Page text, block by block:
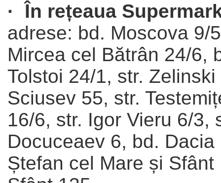
· În rețeaua
adrese: bd. Moscova 9/
Mircea cel Bătrân 24/6,
Tolstoi 24/1, str.
Sciusev 55, str.
16/6, str. Igor Vieru 6/3,
Docuceaev 6, bd.
Ștefan cel Mare și